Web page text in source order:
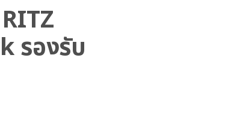
รองรับ